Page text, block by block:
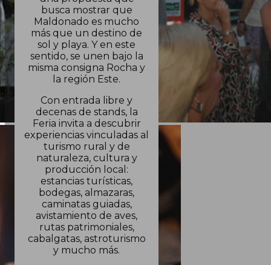
busca mostrar que
Maldonado es mucho
más que un destino de
sol y playa. Y en este
sentido, se unen bajo la
misma consigna Rocha y
la región Este.
Con entrada libre y
decenas de stands, la
Feria invita a descubrir
experiencias vinculadas al
turismo rural y de
naturaleza, cultura y
producción local:
estancias turísticas,
bodegas, almazaras,
caminatas guiadas,
avistamiento de aves,
rutas patrimoniales,
cabalgatas, astroturismo
y mucho más.